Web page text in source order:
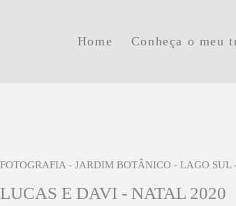
Home Conheça o meu
- JARDIM BOTÂNICO - LAGO SUL
LUCAS E DAVI - NATAL 2020